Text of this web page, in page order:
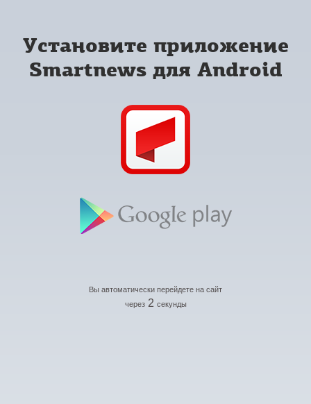
Установите приложение
Smartnews для Android
Вы автоматически перейдете на сайт
через 2 секунды